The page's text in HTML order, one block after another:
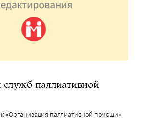
паллиативной
«Организация паллиативной помощи».